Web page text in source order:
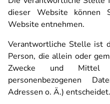
dieser Website können
Website entnehmen.
Verantwortliche Stelle ist
Person, die allein oder
Zwecke und Mittel
personenbezogenen
Adressen o. Ä.) entscheidet.